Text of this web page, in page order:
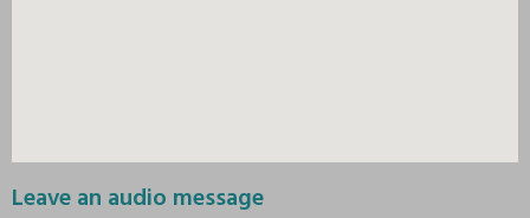
Leave an audio message